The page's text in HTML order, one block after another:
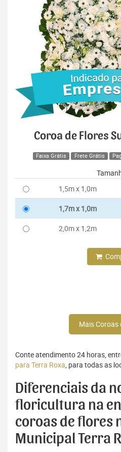
Coroa de Flores
Faixa Grátis Frete Grátis
1,5m x 1,0m
1,7m x 1,0m
2,0m x 1,2m
Mais Coroas
Conte atendimento 24 horas,
para Terra Roxa, para todas as
Diferenciais da
floricultura na
coroas de flores
Municipal Terra